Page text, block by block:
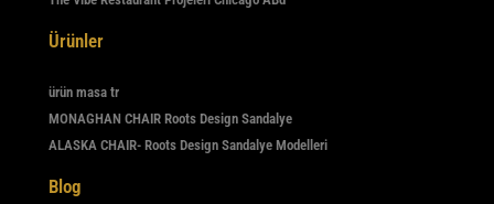
Ürünler
ürün masa tr
MONAGHAN CHAIR Roots Design Sandalye
ALASKA CHAIR- Roots Design Sandalye Modelleri
Blog